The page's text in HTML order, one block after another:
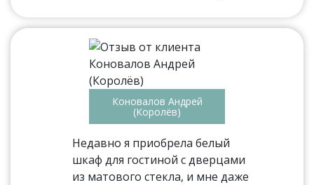
Коновалов Андрей
(Королёв)
Недавно я приобрела белый
шкаф для гостиной с дверцами
из матового стекла, и мне даже